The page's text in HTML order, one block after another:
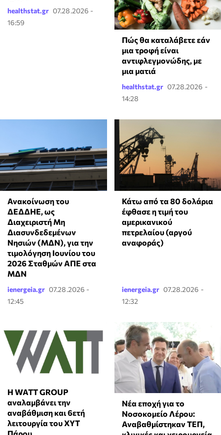
healthstat.gr 07.28.2026 -
16:59
Πώς θα καταλάβετε εάν
μια τροφή είναι
αντιφλεγμονώδης, με
μια ματιά
healthstat.gr 07.28.2026 -
14:28
Ανακοίνωση του
ΔΕΔΔΗΕ, ως
Διαχειριστή Μη
Διασυνδεδεμένων
Νησιών (ΜΔΝ), για την
τιμολόγηση Ιουνίου του
2026 Σταθμών ΑΠΕ στα
ΜΔΝ
ienergeia.gr 07.28.2026 -
12:45
Κάτω από τα 80 δολάρια
έφθασε η τιμή του
αμερικανικού
πετρελαίου (αργού
αναφοράς)
ienergeia.gr 07.28.2026 -
12:32
Η WATT GROUP
αναλαμβάνει την
αναβάθμιση και 6ετή
λειτουργία του ΧΥΤ
Νέα εποχή για το
Νοσοκομείο Λέρου:
Αναβαθμίστηκαν ΤΕΠ,